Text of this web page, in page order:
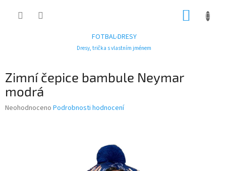
FOTBAL-DRESY
Dresy, trička s vlastním jménem
Zimní čepice bambule Neymar
modrá
Průměrné
Neohodnoceno Podrobnosti hodnocení